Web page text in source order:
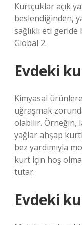
Kurtçuklar açık
beslendiğinden,
sağlıklı eti geride
Global 2.
Evdeki
Kimyasal
uğraşmak
olabilir. Örneğin,
yağlar ahşap
bez yardımıyla
kurt için hoş
tutar.
Evdeki